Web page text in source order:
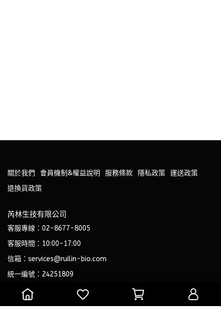
關於我們 會員機制&權益說明 服務條款 隱私政策 運送政策
退換貨政策
芮林生技有限公司
客服專線：02-8677-8005
客服時間：10:00-17:00
信箱：services@ruilin-bio.com
統一編號：24251809
專業藥師與營養師共同打造，安心有感的專業級保健品。